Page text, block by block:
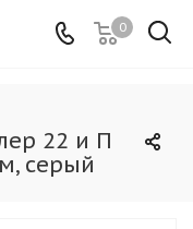
0
22 и П
серый